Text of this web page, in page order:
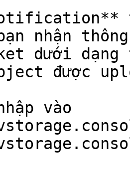
nhận
dưới dạng
được
vào